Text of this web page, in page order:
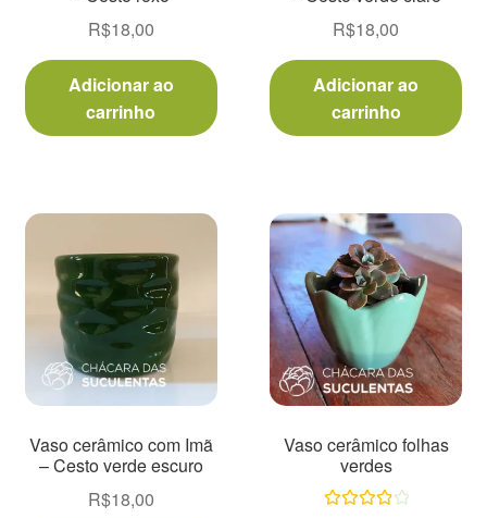
R$18,00
Adicionar ao
carrinho
R$18,00
Adicionar ao
carrinho
Vaso cerâmico com Imã
– Cesto verde escuro
R$18,00
Vaso cerâmico folhas
verdes